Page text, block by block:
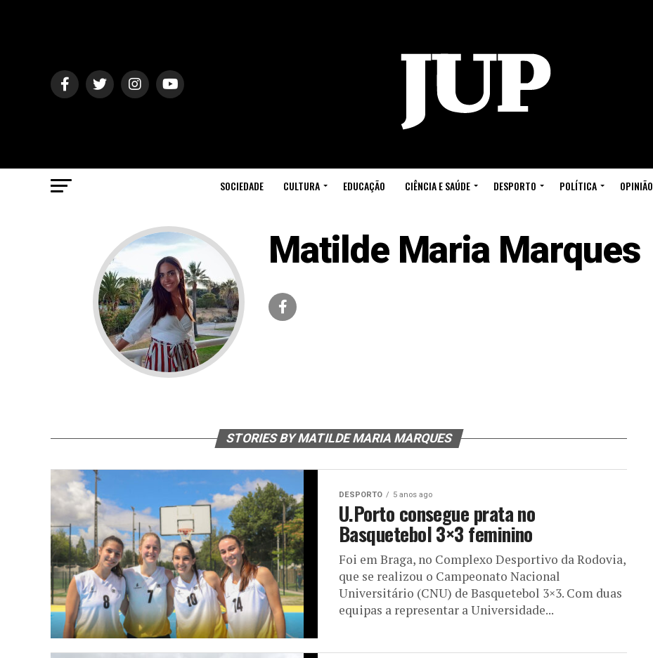
SOCIEDADE CULTURA EDUCAÇÃO CIÊNCIA E SAÚDE DESPORTO POLÍTICA OPINIÃO
Matilde Maria Marques
STORIES BY MATILDE MARIA MARQUES
DESPORTO 5 anos ago
U.Porto consegue prata no
Basquetebol 3×3 feminino
Foi em Braga, no Complexo Desportivo da Rodovia,
que se realizou o Campeonato Nacional
Universitário (CNU) de Basquetebol 3×3. Com duas
equipas a representar a Universidade...